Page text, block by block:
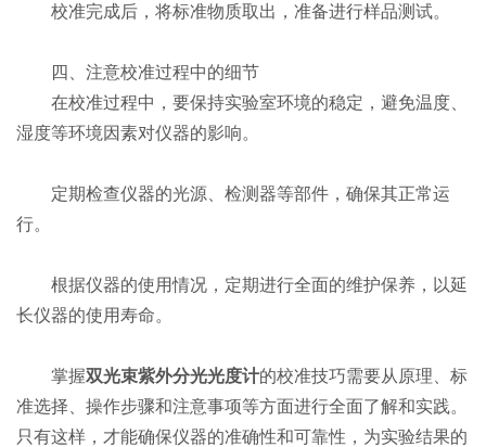
校准完成后，将标准物质取出，准备进行样品测试。
四、注意校准过程中的细节
在校准过程中，要保持实验室环境的稳定，避免温度、
湿度等环境因素对仪器的影响。
定期检查仪器的光源、检测器等部件，确保其正常运
行。
根据仪器的使用情况，定期进行全面的维护保养，以延
长仪器的使用寿命。
掌握双光束紫外分光光度计的校准技巧需要从原理、标
准选择、操作步骤和注意事项等方面进行全面了解和实践。
只有这样，才能确保仪器的准确性和可靠性，为实验结果的